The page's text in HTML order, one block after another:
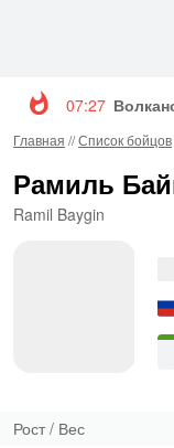
07:27
Главная //Список бойцов
Рамиль
Ramil Baygin
Рост / Вес